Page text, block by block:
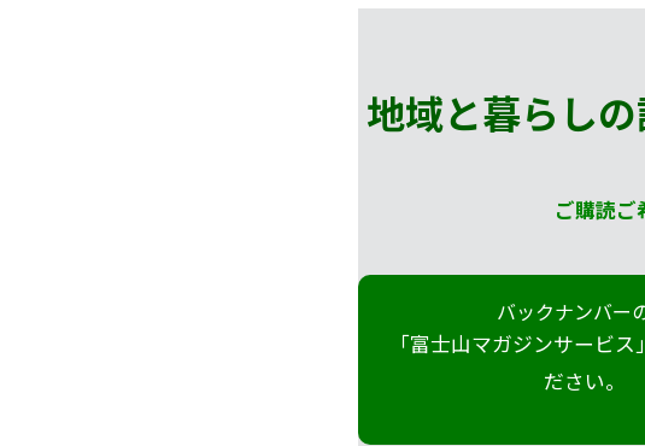
地域と暮らし
ご購読
バックナンバー
「富士山マガジンサービス
ださい。